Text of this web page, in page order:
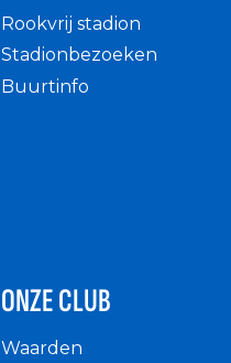
Rookvrij stadion
Stadionbezoeken
Buurtinfo
ONZE CLUB
Waarden